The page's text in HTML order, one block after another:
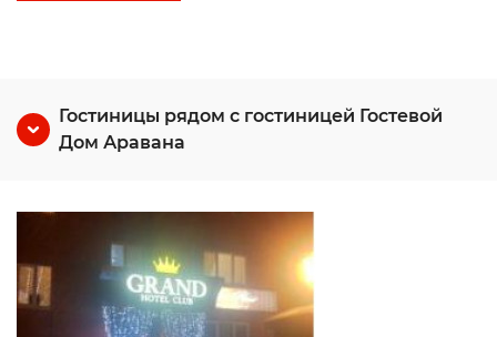
Гостиницы рядом с гостиницей Гостевой
Дом Аравана